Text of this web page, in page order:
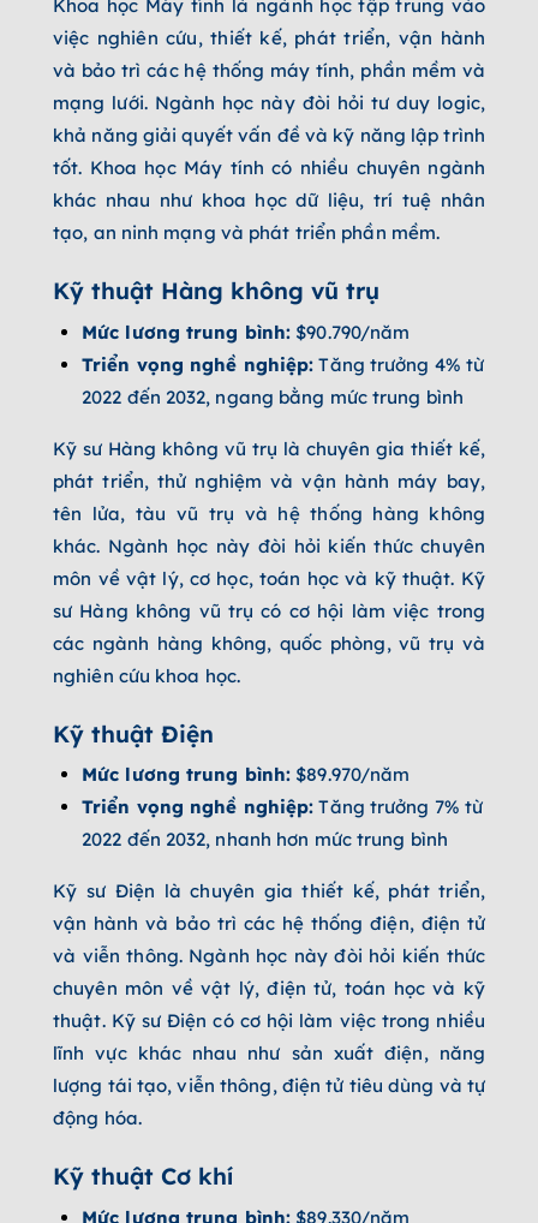
Khoa học Máy tính là ngành học tập trung vào
việc nghiên cứu, thiết kế, phát triển, vận hành
và bảo trì các hệ thống máy tính, phần mềm và
mạng lưới. Ngành học này đòi hỏi tư duy logic,
khả năng giải quyết vấn đề và kỹ năng lập trình
tốt. Khoa học Máy tính có nhiều chuyên ngành
khác nhau như khoa học dữ liệu, trí tuệ nhân
tạo, an ninh mạng và phát triển phần mềm.
Kỹ thuật Hàng không vũ trụ
Mức lương trung bình: $90.790/năm
Triển vọng nghề nghiệp: Tăng trưởng 4% từ
2022 đến 2032, ngang bằng mức trung bình
Kỹ sư Hàng không vũ trụ là chuyên gia thiết kế,
phát triển, thử nghiệm và vận hành máy bay,
tên lửa, tàu vũ trụ và hệ thống hàng không
khác. Ngành học này đòi hỏi kiến thức chuyên
môn về vật lý, cơ học, toán học và kỹ thuật. Kỹ
sư Hàng không vũ trụ có cơ hội làm việc trong
các ngành hàng không, quốc phòng, vũ trụ và
nghiên cứu khoa học.
Kỹ thuật Điện
Mức lương trung bình: $89.970/năm
Triển vọng nghề nghiệp: Tăng trưởng 7% từ
2022 đến 2032, nhanh hơn mức trung bình
Kỹ sư Điện là chuyên gia thiết kế, phát triển,
vận hành và bảo trì các hệ thống điện, điện tử
và viễn thông. Ngành học này đòi hỏi kiến thức
chuyên môn về vật lý, điện tử, toán học và kỹ
thuật. Kỹ sư Điện có cơ hội làm việc trong nhiều
lĩnh vực khác nhau như sản xuất điện, năng
lượng tái tạo, viễn thông, điện tử tiêu dùng và tự
động hóa.
Kỹ thuật Cơ khí
Mức lương trung bình: $89.330/năm